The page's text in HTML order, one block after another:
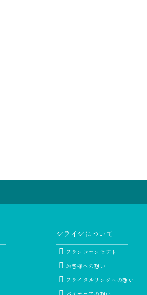
シライシについて
ブランドコンセプト
お客様への想い
ブライダルリングへの想い
パイオニアの想い